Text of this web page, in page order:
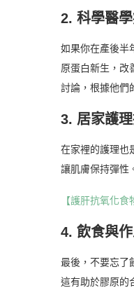
2. 科學醫
如果你在產後半
原蛋白新生，改
討論，根據他們
3. 居家護
在家裡的護理也
讓肌膚保持彈性
【護肝抗氧化
4. 飲食與
最後，不要忘了
這有助於膠原的